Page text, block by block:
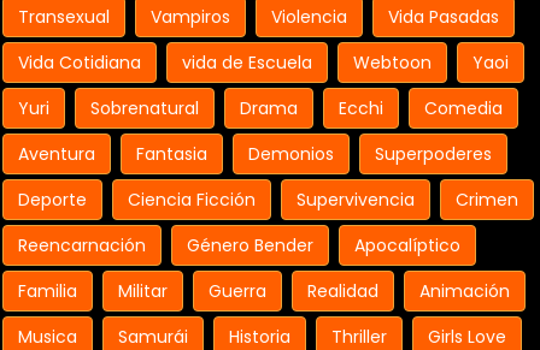
Transexual
Vampiros Violencia
Vida Pasadas
Vida Cotidiana
vida de Escuela Webtoon
Yaoi
Yuri
Sobrenatural Drama Ecchi
Comedia
Aventura
Fantasia Demonios
Superpoderes
Deporte
Ciencia Ficción Supervivencia
Crimen
Reencarnación
Género Bender
Apocalíptico
Familia
Militar Guerra Realidad
Animación
Musica
Samurái Historia Thriller
Girls Love